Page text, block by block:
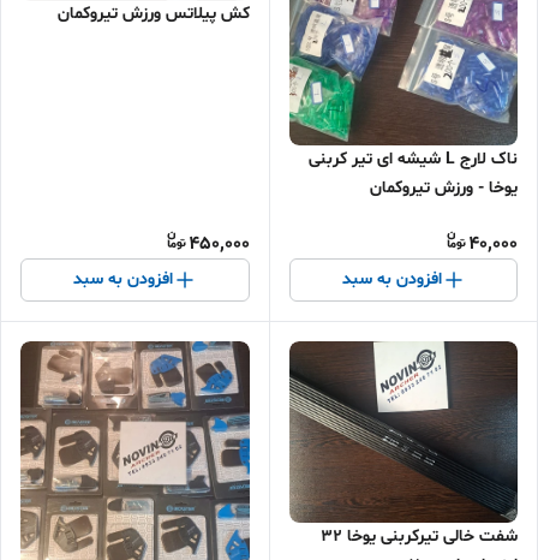
ناک لارج L شیشه ای تیر کربنی
یوخا - ورزش تیروکمان
40,000
افزودن به سبد
کش پیلاتس ورزش تیروکمان
450,000
افزودن به سبد
شفت خالی تیرکربنی یوخا ۳۲